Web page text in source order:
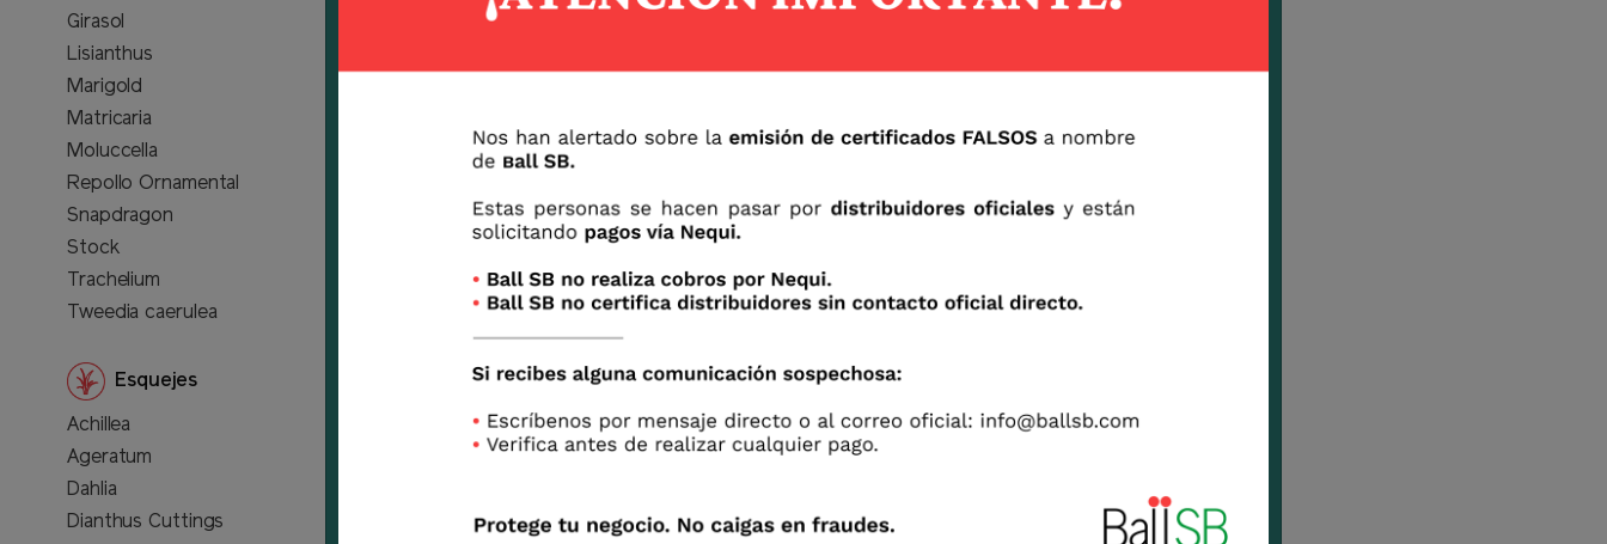
Girasol
Lisianthus
Marigold
Matricaria
Moluccella
Repollo Ornamental
Snapdragon
Stock
Trachelium
Tweedia caerulea
Esquejes
Achillea
Ageratum
Dahlia
Dianthus Cuttings